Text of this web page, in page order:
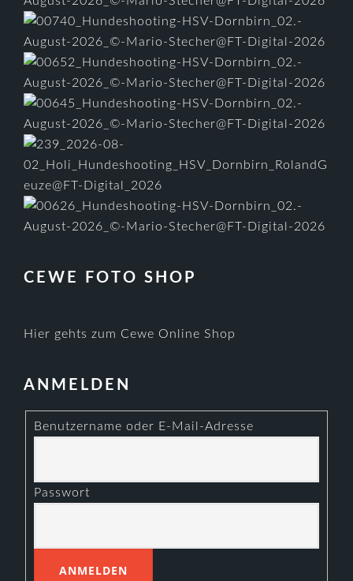
CEWE FOTO SHOP
Hier gehts zum Cewe Online Shop
ANMELDEN
Benutzername oder E-Mail-Adresse
Passwort